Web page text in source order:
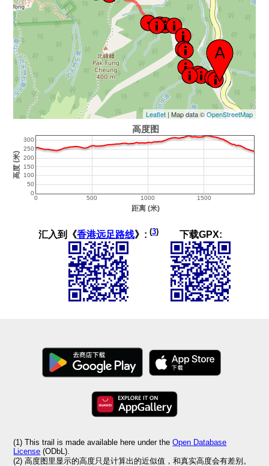
Leaflet| Map data ©OpenStreetMap
汇入到《香港远足路线》: (3) 下载GPX:
(1) This trail is made available here under theOpen Database
License (ODbL).
(2) 高度图里显示的高度只是计算出的近似值，和真实高度会有差别。